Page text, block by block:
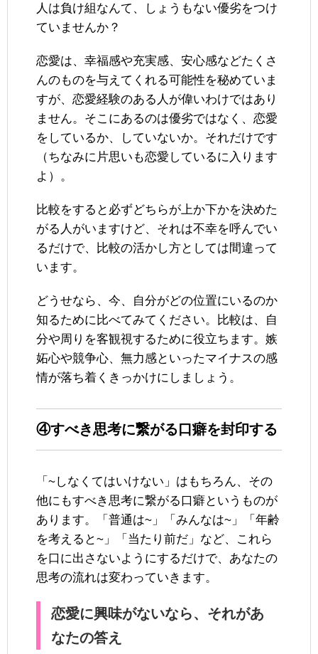
人は負け組なんて、しょうもない優劣をつけ
ていませんか？
恋愛は、幸福感や充実感、安心感などたくさ
んのものを与えてくれる可能性を秘めていま
すが、恋愛経験のある人が偉いわけではあり
ません。そこにあるのは優劣ではなく、恋愛
をしているか、していないか。それだけです
（ちなみに片思いも恋愛しているに入ります
よ）。
比較をすると必ずどちらが上か下かを決めた
がる人がいますけど、それは不幸を呼んでい
るだけで、比較の活かし方としては間違って
います。
どうせなら、今、自分がどの位置にいるのか
知るために比べてみてください。比較は、自
分や周りを客観視するために役立ちます。嫉
妬心や競争心、無力感といったマイナスの感
情が落ち着くきっかけにしましょう。
④すべき思考に繋がる口癖を封印する
「~しなくてはいけない」はもちろん、その
他にもすべき思考に繋がる口癖というものが
あります。「普通は~」「みんなは~」「年齢
を考えると~」「当たり前だ」など、これら
を口に出さないようにするだけで、あなたの
思考の流れは変わっていきます。
恋愛に興味がないなら、それがあ
なたの答え